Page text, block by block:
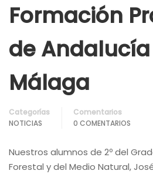
Formación
de
Málaga
Categorías
NOTICIAS
Comentarios
0 COMENTARIOS
Nuestros alumnos de 2º del
Forestal y del Medio Natural,